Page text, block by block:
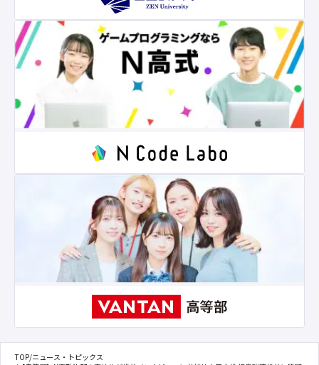
TOP/ニュース・トピックス